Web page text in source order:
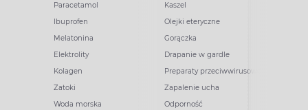
Paracetamol
Ibuprofen
Melatonina
Elektrolity
Kolagen
Zatoki
Woda morska
Kaszel
Olejki eteryczne
Gorączka
Drapanie w gardle
Preparaty przeciwwirusowe
Zapalenie ucha
Odporność